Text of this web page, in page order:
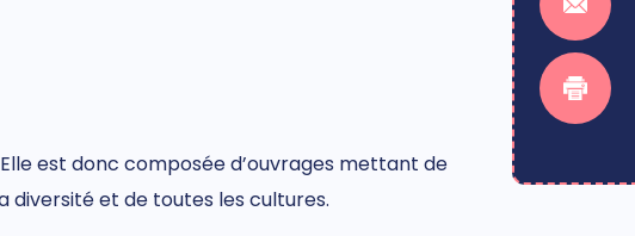
est donc composée d’ouvrages mettant de
diversité et de toutes les cultures.